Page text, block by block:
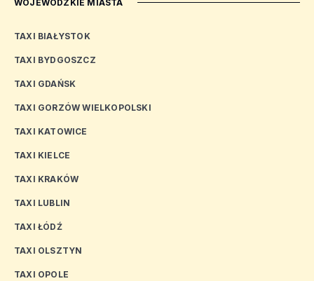
WOJEWÓDZKIE MIASTA
TAXI BIAŁYSTOK
TAXI BYDGOSZCZ
TAXI GDAŃSK
TAXI GORZÓW WIELKOPOLSKI
TAXI KATOWICE
TAXI KIELCE
TAXI KRAKÓW
TAXI LUBLIN
TAXI ŁÓDŹ
TAXI OLSZTYN
TAXI OPOLE